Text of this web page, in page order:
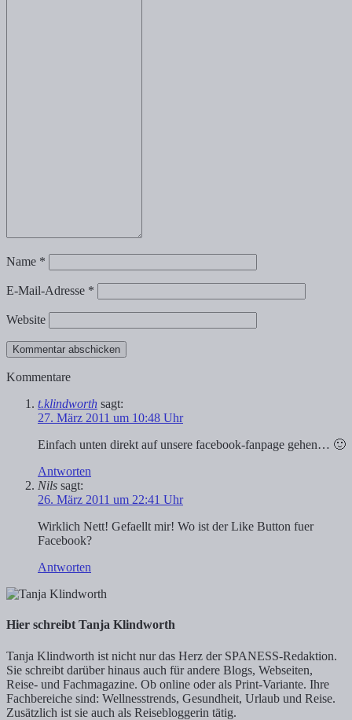
Name *
E-Mail-Adresse *
Website
Kommentare
t.klindworth sagt:
27. März 2011 um 10:48 Uhr
Einfach unten direkt auf unsere facebook-fanpage gehen… 🙂
Antworten
Nils sagt:
26. März 2011 um 22:41 Uhr
Wirklich Nett! Gefaellt mir! Wo ist der Like Button fuer
Facebook?
Antworten
Hier schreibt Tanja Klindworth
Tanja Klindworth ist nicht nur das Herz der SPANESS-Redaktion.
Sie schreibt darüber hinaus auch für andere Blogs, Webseiten,
Reise- und Fachmagazine. Ob online oder als Print-Variante. Ihre
Fachbereiche sind: Wellnesstrends, Gesundheit, Urlaub und Reise.
Zusätzlich ist sie auch als Reisebloggerin tätig.